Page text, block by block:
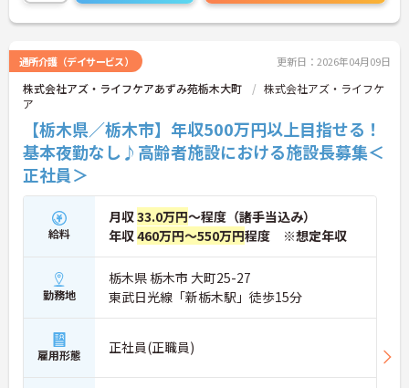
通所介護（デイサービス） 更新日：2026年04月09日
株式会社アズ・ライフケアあずみ苑栃木大町
株式会社アズ・ライフケ
ア
【栃木県／栃木市】年収500万円以上目指せる！
基本夜勤なし♪高齢者施設における施設長募集＜
正社員＞
給料
月収33.0万円～程度（諸手当込み）
年収460万円～550万円程度 ※想定年収
勤務地
栃木県 栃木市 大町25-27
東武日光線「新栃木駅」徒歩15分
雇用形態 正社員(正職員)